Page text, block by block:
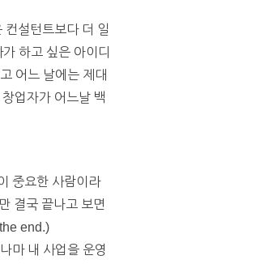
설턴트보다 더 일
하고 싶은 아이디
어느 날에는 제대
업자가 어느날 백
중요한 사람이라
결국 끝나고 보면
end.)
마 내 사업을 운영